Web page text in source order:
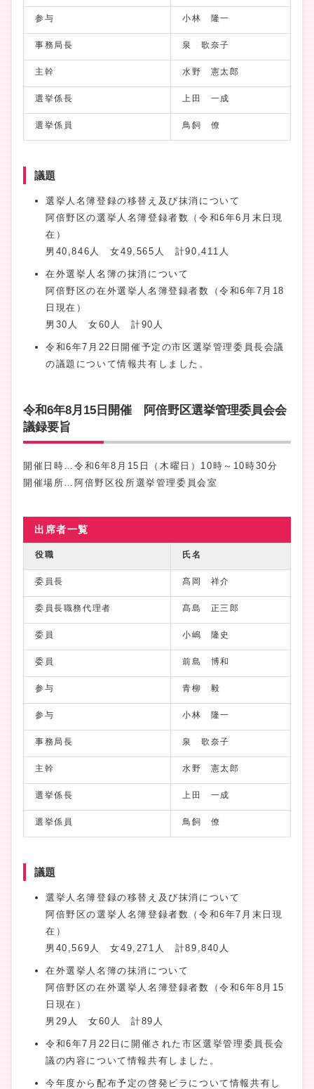
参与 小林 隆一
事務局長 泉 歌奈子
主幹 水野 憲太郎
選挙係長 上田 一成
選挙係員 鳥飼 僚
議題
選挙人名簿登録の移替え及び抹消について
阿倍野区の選挙人名簿登録者数（令和6年6月末日現
在）
男40,846人 女49,565人 計90,411人
在外選挙人名簿の抹消について
阿倍野区の在外選挙人名簿登録者数（令和6年7月18
日現在）
男30人 女60人 計90人
令和6年7月22日開催予定の市区選挙管理委員長会議
の議題について情報共有しました。
令和6年8月15日開催 阿倍野区選挙管理委員会会
議録要旨
開催日時…令和6年8月15日（木曜日）10時～10時30分
開催場所…阿倍野区役所選挙管理委員会室
出席者一覧
役職 氏名
委員長 髙岡 祥介
委員長職務代理者 髙島 正三郎
委員 小嶋 隆史
委員 前島 博和
参与 青柳 毅
参与 小林 隆一
事務局長 泉 歌奈子
主幹 水野 憲太郎
選挙係長 上田 一成
選挙係員 鳥飼 僚
議題
選挙人名簿登録の移替え及び抹消について
阿倍野区の選挙人名簿登録者数（令和6年7月末日現
在）
男40,569人 女49,271人 計89,840人
在外選挙人名簿の抹消について
阿倍野区の在外選挙人名簿登録者数（令和6年8月15
日現在）
男29人 女60人 計89人
令和6年7月22日に開催された市区選挙管理委員長会
議の内容について情報共有しました。
今年度から配布予定の啓発ビラについて情報共有し